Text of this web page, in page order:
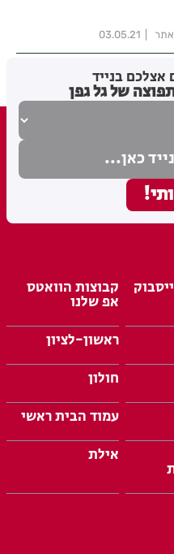
03.05.21
אצלכם בנייד
של גל גפן
קבוצות הוואטס
אפ שלנו
ראשון-לציון
חולון
עמוד הבית ראשי
אילת